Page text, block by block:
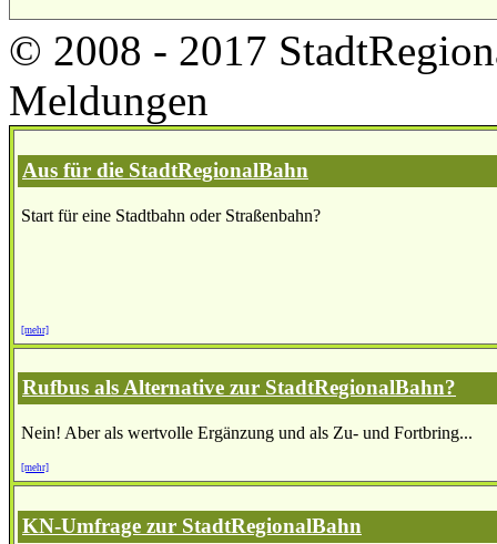
© 2008 - 2017
Meldungen
Aus für die StadtRegionalBahn
Start für eine Stadtbahn oder Straßenbahn?
[mehr]
Rufbus als Alternative zur StadtRegionalBahn?
Nein! Aber als wertvolle Ergänzung und als Zu- und Fortbring...
[mehr]
KN-Umfrage zur StadtRegionalBahn